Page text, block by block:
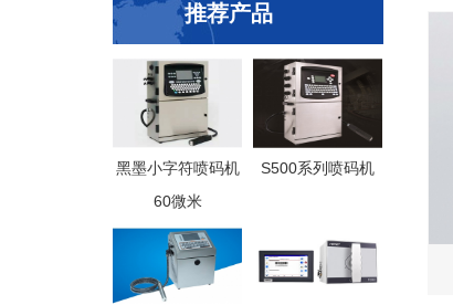
推荐产品
黑墨小字符喷码机
60微米
S500系列喷码机